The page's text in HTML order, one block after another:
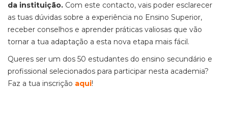
da instituição. Com este contacto, vais poder esclarecer
as tuas dúvidas sobre a experiência no Ensino Superior,
receber conselhos e aprender práticas valiosas que vão
tornar a tua adaptação a esta nova etapa mais fácil.
Queres ser um dos 50 estudantes do ensino secundário e
profissional selecionados para participar nesta academia?
Faz a tua inscrição aqui!